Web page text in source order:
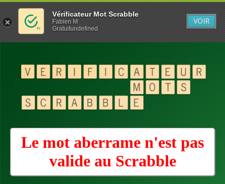
Le mot aberrame n'est pas
valide au Scrabble
Vérificateur Mot Scrabble
Fabien M
Gratuitundefined
VOIR